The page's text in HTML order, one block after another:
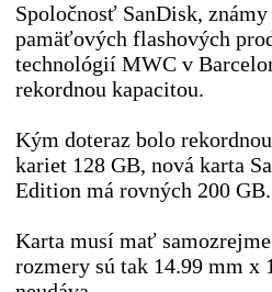
Spoločnosť SanDisk,
pamäťových flashových
technológií MWC v
rekordnou kapacitou.
Kým doteraz bolo
kariet 128 GB, nová karta
Edition má rovných 200 GB.
Karta musí mať
rozmery sú tak 14.99 mm x